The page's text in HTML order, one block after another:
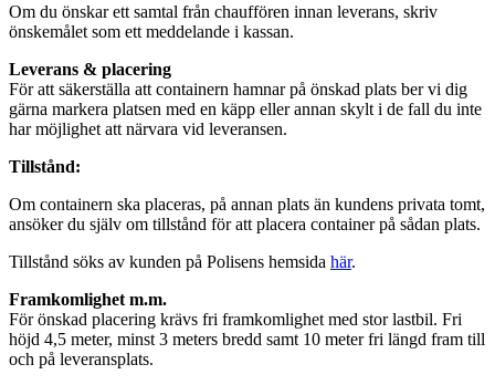
Om du önskar ett samtal från chauffören innan leverans, skriv
önskemålet som ett meddelande i kassan.
Leverans & placering
För att säkerställa att containern hamnar på önskad plats ber vi dig
gärna markera platsen med en käpp eller annan skylt i de fall du inte
har möjlighet att närvara vid leveransen.
Tillstånd:
Om containern ska placeras, på annan plats än kundens privata tomt,
ansöker du själv om tillstånd för att placera container på sådan plats.
Tillstånd söks av kunden på Polisens hemsida här.
Framkomlighet m.m.
För önskad placering krävs fri framkomlighet med stor lastbil. Fri
höjd 4,5 meter, minst 3 meters bredd samt 10 meter fri längd fram till
och på leveransplats.